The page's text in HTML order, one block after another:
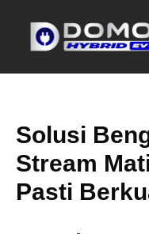
Solusi
Stream
Pasti